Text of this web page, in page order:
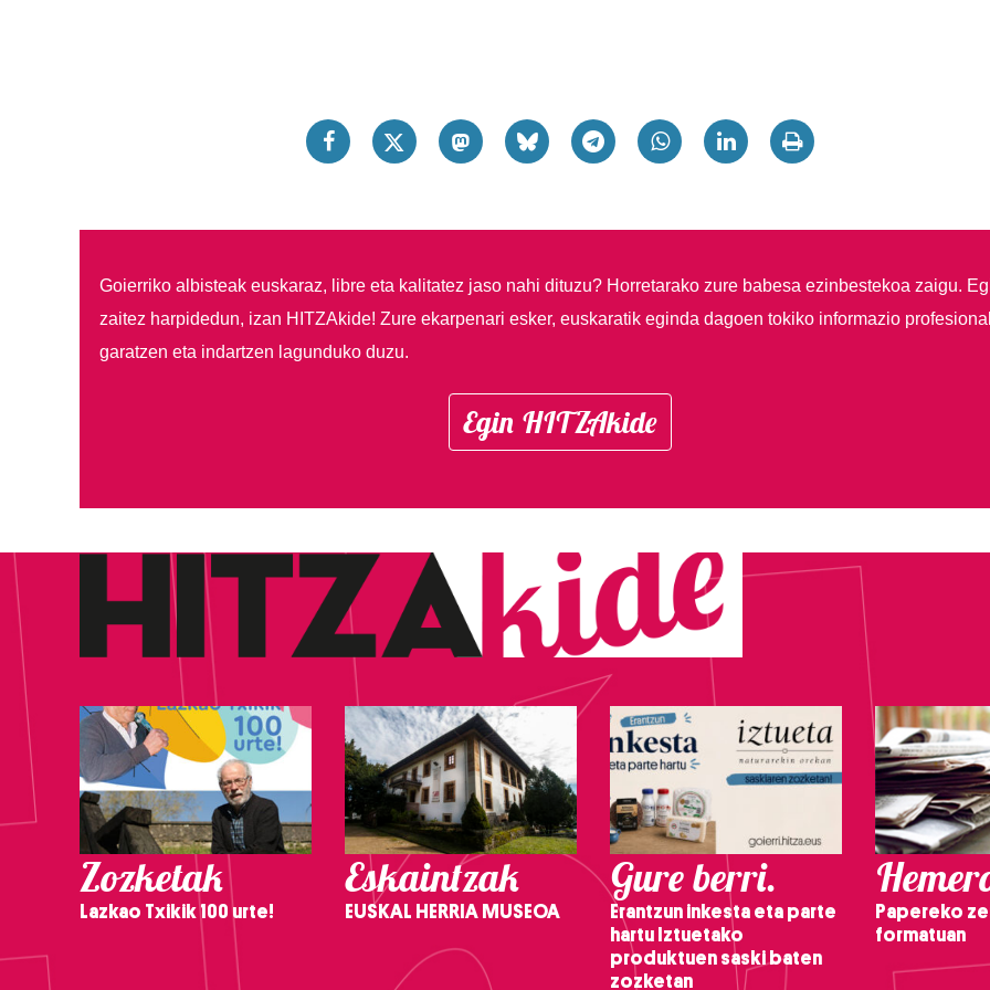
Goierriko albisteak euskaraz, libre eta kalitatez jaso nahi dituzu? Horretarako zure babesa ezinbestekoa zaigu.
zaitez harpidedun, izan HITZAkide! Zure ekarpenari esker, euskaratik eginda dagoen tokiko informazio
garatzen eta indartzen lagunduko duzu.
Egin HITZAkide
Zozketak
Lazkao Txikik 100 urte!
Eskaintzak
EUSKAL HERRIA MUSEOA
Gure berri.
Erantzun inkesta eta parte
hartu Iztuetako
produktuen saski baten
zozketan
Papereko
formatuan